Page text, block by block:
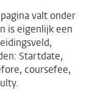
valt onder
is eigenlijk een
Startdate,
coursefee,